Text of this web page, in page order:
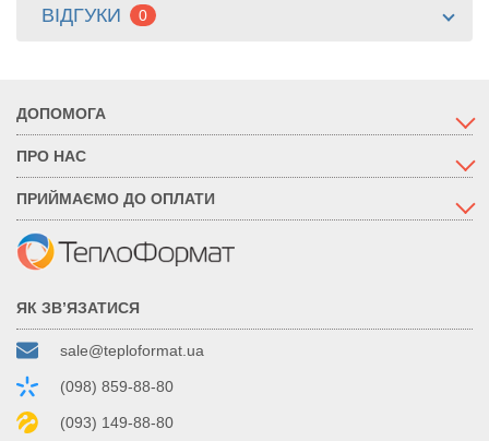
ВІДГУКИ 0
ДОПОМОГА
ПРО НАС
ПРИЙМАЄМО ДО ОПЛАТИ
ЯК ЗВ’ЯЗАТИСЯ
sale@teploformat.ua
(098) 859-88-80
(093) 149-88-80